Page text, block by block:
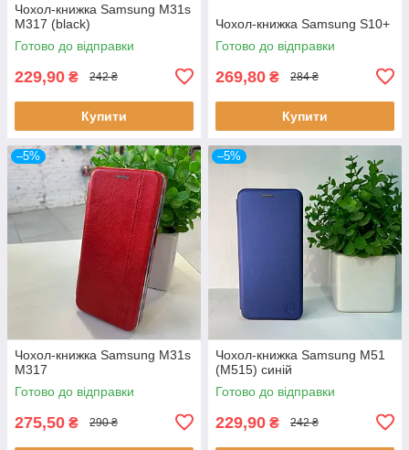
Чохол-книжка Samsung M31s
M317 (black)
Готово до відправки
229,90 ₴ 242 ₴
Купити
Чохол-книжка Samsung S10+
Готово до відправки
269,80 ₴ 284 ₴
Купити
–5%
Чохол-книжка Samsung M31s
M317
Готово до відправки
275,50 ₴ 290 ₴
–5%
Чохол-книжка Samsung M51
(M515) синій
Готово до відправки
229,90 ₴ 242 ₴